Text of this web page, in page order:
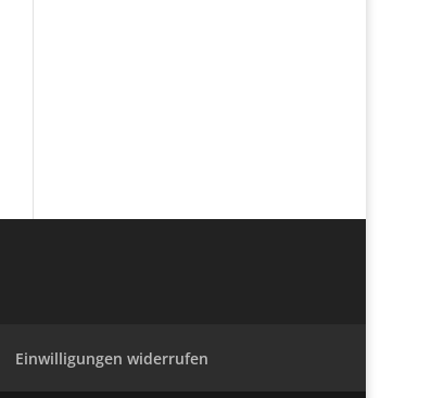
Einwilligungen widerrufen